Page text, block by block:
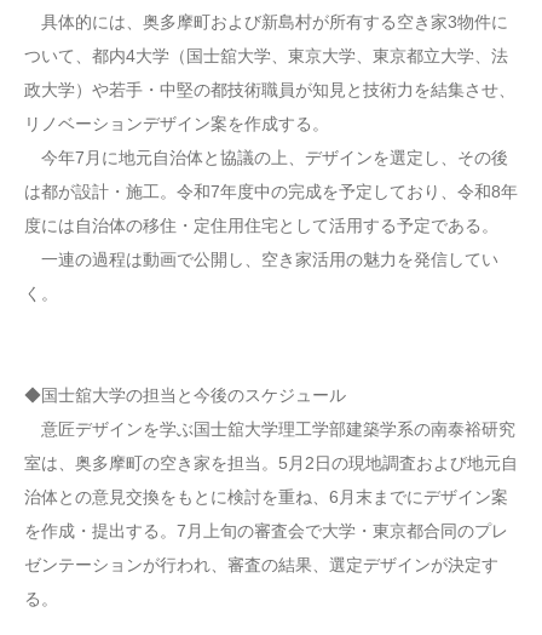
具体的には、奥多摩町および新島村が所有する空き家3物件に
ついて、都内4大学（国士舘大学、東京大学、東京都立大学、法
政大学）や若手・中堅の都技術職員が知見と技術力を結集させ、
リノベーションデザイン案を作成する。
今年7月に地元自治体と協議の上、デザインを選定し、その後
は都が設計・施工。令和7年度中の完成を予定しており、令和8年
度には自治体の移住・定住用住宅として活用する予定である。
一連の過程は動画で公開し、空き家活用の魅力を発信してい
く。
◆国士舘大学の担当と今後のスケジュール
意匠デザインを学ぶ国士舘大学理工学部建築学系の南泰裕研究
室は、奥多摩町の空き家を担当。5月2日の現地調査および地元自
治体との意見交換をもとに検討を重ね、6月末までにデザイン案
を作成・提出する。7月上旬の審査会で大学・東京都合同のプレ
ゼンテーションが行われ、審査の結果、選定デザインが決定す
る。